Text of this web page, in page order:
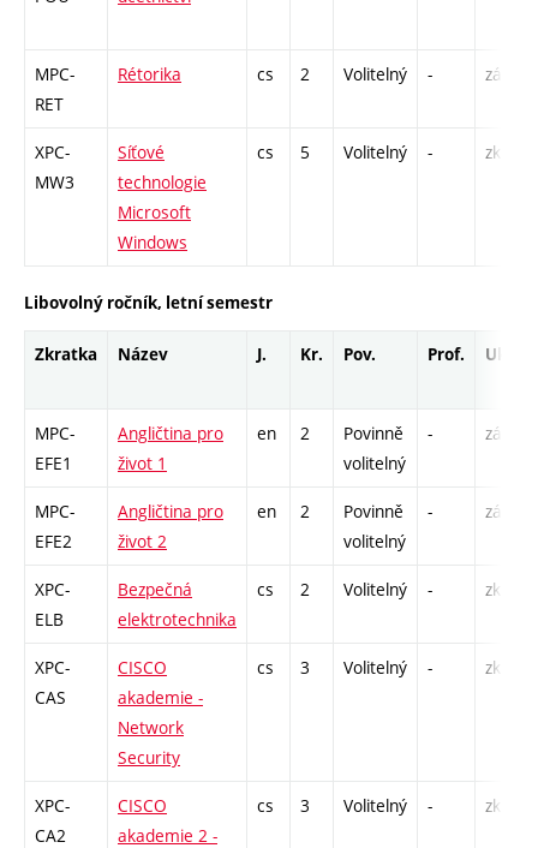
MPC-
RET
Rétorika cs 2 Volitelný - zá
XPC-
MW3
Síťové
technologie
Microsoft
Windows
cs 5 Volitelný - zk
Libovolný ročník, letní semestr
Zkratka Název J. Kr. Pov. Prof. Uk.
MPC-
EFE1
Angličtina pro
život 1
en 2
Povinně
volitelný
- zá
MPC-
EFE2
Angličtina pro
život 2
en 2
Povinně
volitelný
- zá,zk
XPC-
ELB
Bezpečná
elektrotechnika
cs 2 Volitelný - zk
XPC-
CAS
CISCO
akademie -
Network
Security
cs 3 Volitelný - zk
XPC-
CA2
CISCO
akademie 2 -
cs 3 Volitelný - zk